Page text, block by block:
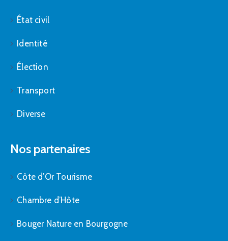
État civil
Identité
Élection
Transport
Diverse
Nos partenaires
Côte d’Or Tourisme
Chambre d’Hôte
Bouger Nature en Bourgogne